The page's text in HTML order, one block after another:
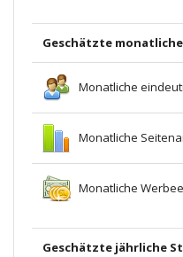
Geschätzte
Monatliche
Monatliche
Monatliche
Geschätzte jährliche